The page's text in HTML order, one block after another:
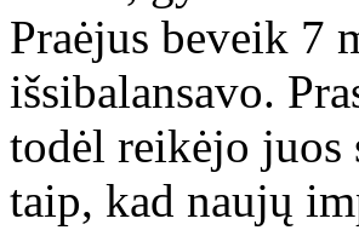
Praėjus beveik 7
išsibalansavo.
todėl reikėjo
taip, kad naujų